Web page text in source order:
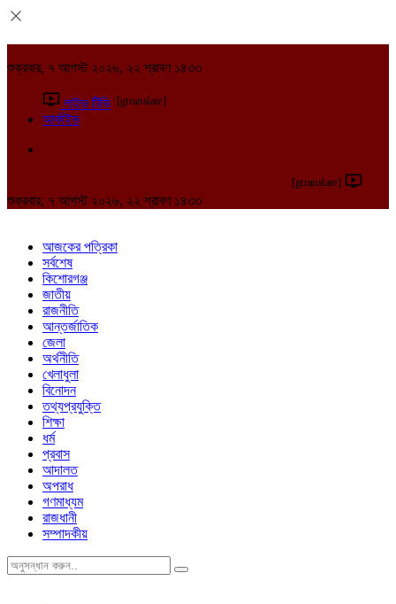
শুক্রবার, ৭ আগস্ট ২০২৬, ২২ শ্রাবণ ১৪৩৩
লাইভ টিভি [gtranslate]
আর্কাইভ
[gtranslate]
শুক্রবার, ৭ আগস্ট ২০২৬, ২২ শ্রাবণ ১৪৩৩
আজকের পত্রিকা
সর্বশেষ
কিশোরগঞ্জ
জাতীয়
রাজনীতি
আন্তর্জাতিক
জেলা
অর্থনীতি
খেলাধুলা
বিনোদন
তথ্যপ্রযুক্তি
শিক্ষা
ধর্ম
প্রবাস
আদালত
অপরাধ
গণমাধ্যম
রাজধানী
সম্পাদকীয়